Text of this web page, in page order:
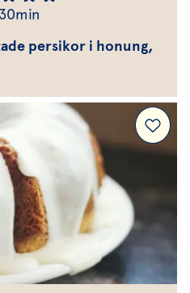
30min
persikor i honung,